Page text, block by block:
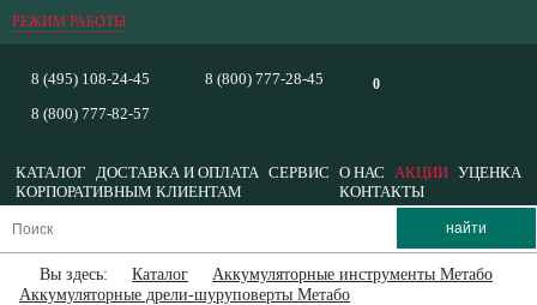
РЕЖИМ РАБОТЫ
0
8 (495) 108-24-45
8 (800) 777-82-57
8 (800) 777-28-45
КАТАЛОГ ДОСТАВКА И ОПЛАТА СЕРВИС О НАС АКЦИИ УЦЕНКА
КОРПОРАТИВНЫМ КЛИЕНТАМ
КОНТАКТЫ
Вы здесь: Каталог
Аккумуляторные инструменты Метабо
Аккумуляторные дрели-шуруповерты Метабо